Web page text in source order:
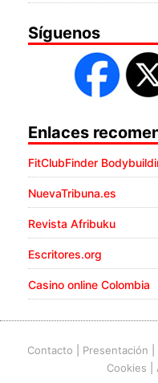
Síguenos
Enlaces
FitClubFinder
NuevaTribuna.es
Revista Afribuku
Escritores.org
Casino online Colombia
Contacto Presentación
Cookies